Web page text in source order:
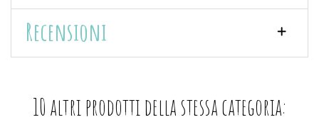
Recensioni
10 altri prodotti della stessa categoria: